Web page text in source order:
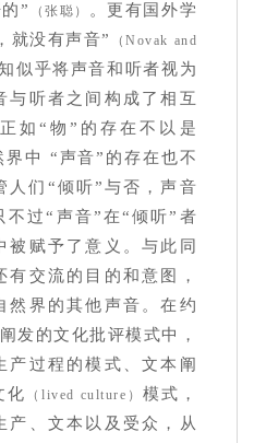
”
（张聪） 。更有国外学
就没有声音”
（Novak and
似乎将声音和听者视为
与听者之间构成了相互
如“物”的存在不以是
中 “声音”的存在也不
人们“倾听”与否，声音
不过“声音”在“倾听”者
被赋予了意义。与此同
交流的目的和意图，
然界的其他声音。在约
阐发的文化批评模式中，
产过程的模式、文本阐
化
（lived culture） 模式，
产、文本以及受众，从